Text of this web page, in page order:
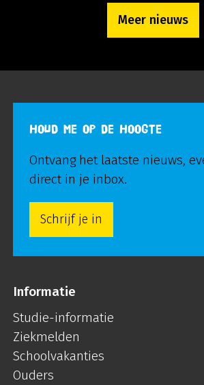
Meer nieuws
HOUD ME OP DE HOOGTE
Ontvang het laatste nieuws,
direct in je inbox.
Schrijf je in
Informatie
Studie-informatie
Ziekmelden
Schoolvakanties
Ouders